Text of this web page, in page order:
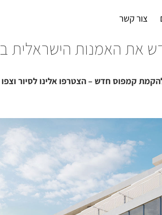
צור קשר
את האמנות הישראלית
קמפוס חדש – הצטרפו אלינו לסיור